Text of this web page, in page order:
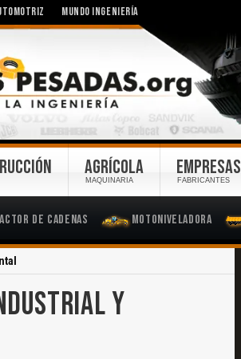
MUNDO INGENIERÍA
de Cadenas Motoniveladora
AGRÍCOLA
MAQUINARIA
EMPRESAS
FABRICANTES
Y